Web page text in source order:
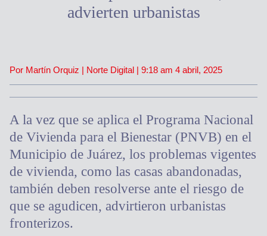
advierten urbanistas
Por Martín Orquiz | Norte Digital | 9:18 am 4 abril, 2025
A la vez que se aplica el Programa Nacional
de Vivienda para el Bienestar (PNVB) en el
Municipio de Juárez, los problemas vigentes
de vivienda, como las casas abandonadas,
también deben resolverse ante el riesgo de
que se agudicen, advirtieron urbanistas
fronterizos.